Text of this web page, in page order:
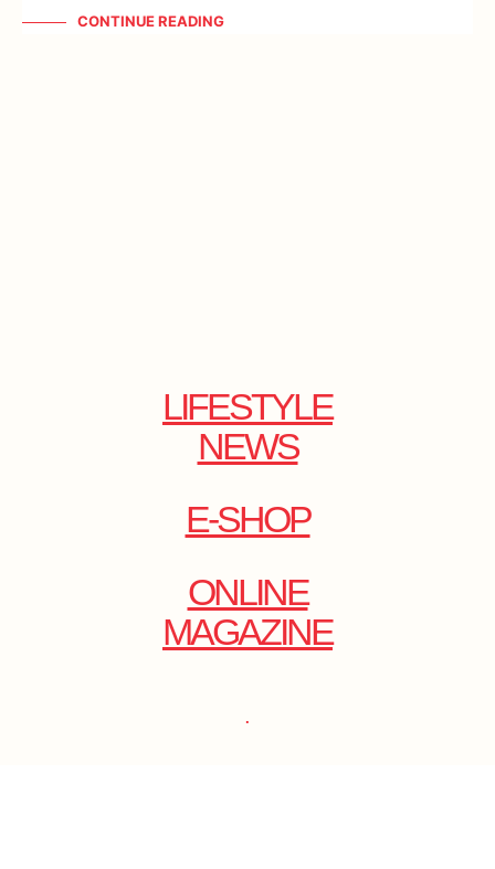
CONTINUE READING
LIFESTYLE
NEWS
E-SHOP
ONLINE
MAGAZINE
.